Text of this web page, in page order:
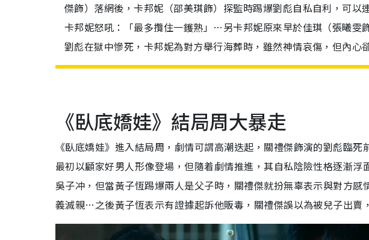
傑飾）落網後，卡邦妮（邵美琪飾）探監時踢爆劉彪自私自利，可以
卡邦妮怒吼：「最多攬住一鑊熟」…另卡邦妮原來早於佳琪（張曦
劉彪在獄中慘死，卡邦妮為對方舉行海葬時，雖然神情哀傷，但內
《臥底嬌娃》結局周大暴走
《臥底嬌娃》進入結局周，劇情可謂高潮迭起，關禮傑飾演的劉彪臨
最初以顧家好男人形像登場，但隨着劇情推進，其自私陰險性格逐漸
吳子冲，但當黃子恆踢爆兩人是父子時，關禮傑就扮無辜表示與對方
義滅親…之後黃子恆表示有證據起訴他販毒，關禮傑誤以為被兒子出賣